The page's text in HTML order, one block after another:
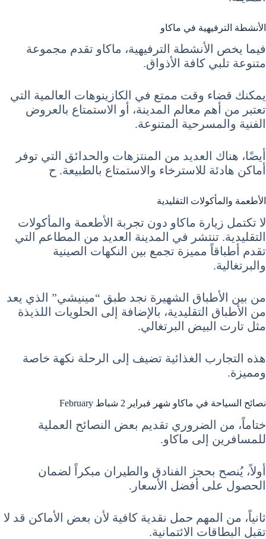
الأنشطة الترفيهية في ماكاو
فيما يخص الأنشطة الترفيهية، ماكاو تقدم مجموعة
متنوعة تلبي كافة الأذواق.
يمكنك قضاء وقت ممتع في الكازينوهات العالمية التي
تعتبر من أهم معالم المدينة، أو الاستمتاع بالعروض
الفنية والمسرحية المتنوعة.
أيضًا، هناك العديد من المنتزهات والحدائق التي توفر
أماكن هادئة للاسترخاء والاستمتاع بالطبيعة. ح
الأطعمة والمأكولات التقليدية
لا تكتمل زيارة ماكاو دون تجربة الأطعمة والمأكولات
التقليدية. تنتشر في المدينة العديد من المطاعم التي
تقدم أطباقاً مميزة تجمع بين النكهات الصينية
والبرتغالية.
من بين الأطباق الشهيرة نجد طبق “مينيشي” الذي يعد
من الأطباق التقليدية، بالإضافة إلى الحلويات اللذيذة
مثل تارت البيض البرتغالي.
هذه التجارب الغذائية تضيف إلى الرحلة نكهة خاصة
ومميزة.
نصائح السياحة في ماكاو شهر فبراير 2 شباط February
ختاماً، من الضروري تقديم بعض النصائح العملية
للمسافرين إلى ماكاو.
أولاً، يُنصح بحجز الفنادق والطيران مبكراً لضمان
الحصول على أفضل الأسعار.
ثانياً، من المهم حمل نقدية كافية لأن بعض الأماكن قد لا
تقبل البطاقات الائتمانية.